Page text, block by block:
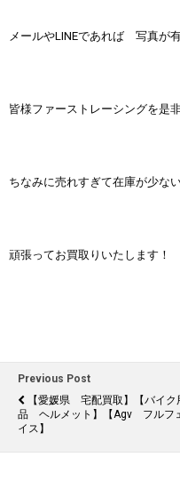
メールやLINEであれば 写真が
皆様ファーストレーシングを是
ちなみに売れすぎて在庫が少ない
頑張ってお買取りいたします！
Previous Post
【愛媛県 宅配買取】【バイク
品 ヘルメット】【agv フルフ
イス】